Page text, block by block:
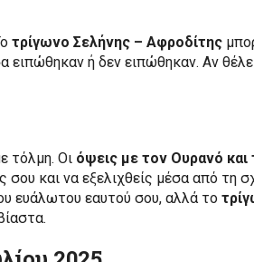
τρίγωνο Σελήνης – Αφροδίτης
ειπώθηκαν ή δεν ειπώθηκαν. Αν
τόλμη. Οι όψεις με τον Ουρανό και
και να εξελιχθείς μέσα από τη
ευάλωτου εαυτού σου, αλλά το